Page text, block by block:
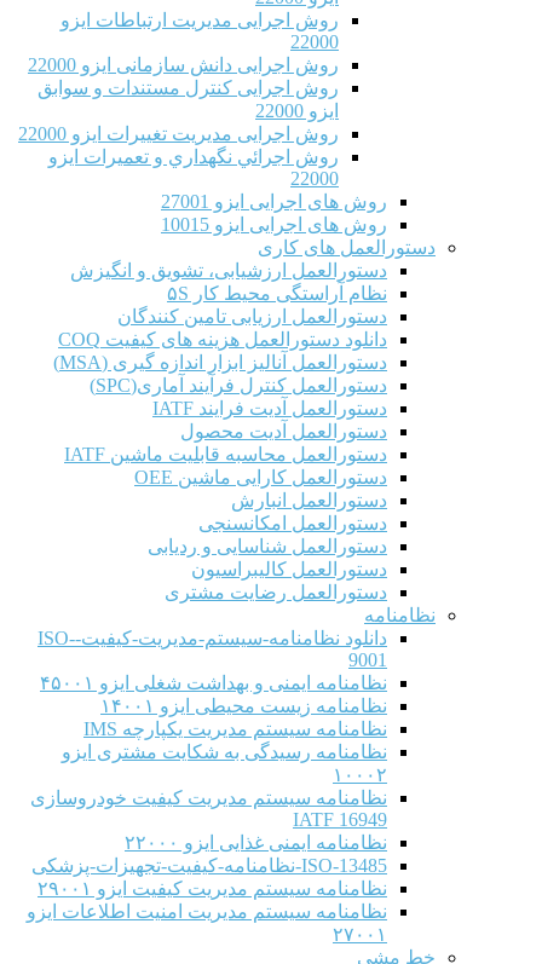
روش اجرایی مدیریت ارتباطات ایزو
22000
روش اجرایی دانش سازمانی ایزو 22000
روش اجرایی کنترل مستندات و سوابق
ایزو 22000
روش اجرایی مدیریت تغییرات ایزو 22000
روش اجرائي نگهداري و تعميرات ایزو
22000
روش های اجرایی ایزو 27001
روش های اجرایی ایزو 10015
دستورالعمل های کاری
دستورالعمل ارزشیابی، تشویق و انگیزش
نظام آراستگی محیط کار ۵S
دستورالعمل ارزیابی تامین کنندگان
دانلود دستورالعمل هزینه های کیفیت COQ
دستورالعمل آنالیز ابزار اندازه گیری (MSA)
دستورالعمل کنترل فرآیند آماری(SPC)
دستورالعمل آدیت فرایند IATF
دستورالعمل آدیت محصول
دستورالعمل محاسبه قابلیت ماشین IATF
دستورالعمل کارایی ماشین OEE
دستورالعمل انبارش
دستورالعمل امکانسنجی
دستورالعمل شناسایی و ردیابی
دستورالعمل کالیبراسیون
دستورالعمل رضایت مشتری
نظامنامه
دانلود نظامنامه-سیستم-مدیریت-کیفیت-ISO-
9001
نظامنامه ایمنی و بهداشت شغلی ایزو ۴۵۰۰۱
نظامنامه زیست محیطی ایزو ۱۴۰۰۱
نظامنامه سیستم مدیریت یکپارچه IMS
نظامنامه رسیدگی به شکایت مشتری ایزو
۱۰۰۰۲
نظامنامه سیستم مدیریت کیفیت خودروسازی
IATF 16949
نظامنامه ایمنی غذایی ایزو ۲۲۰۰۰
ISO-13485-نظامنامه-کیفیت-تجهیزات-پزشکی
نظامنامه سیستم مدیریت کیفیت ایزو ۲۹۰۰۱
نظامنامه سیستم مدیریت امنیت اطلاعات ایزو
۲۷۰۰۱
خط مشی